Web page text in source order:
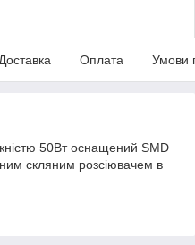
Доставка Оплата Умови
50Вт оснащений SMD
скляним розсіювачем в